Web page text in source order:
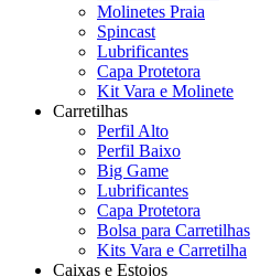
Molinetes Praia
Spincast
Lubrificantes
Capa Protetora
Kit Vara e Molinete
Carretilhas
Perfil Alto
Perfil Baixo
Big Game
Lubrificantes
Capa Protetora
Bolsa para Carretilhas
Kits Vara e Carretilha
Caixas e Estojos